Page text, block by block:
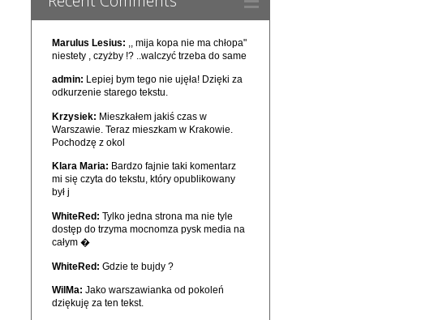
Marulus Lesius: ,, mija kopa nie ma chłopa"
niestety , czyżby !? ..walczyć trzeba do same
admin: Lepiej bym tego nie ujęła! Dzięki za
odkurzenie starego tekstu.
Krzysiek: Mieszkałem jakiś czas w
Warszawie. Teraz mieszkam w Krakowie.
Pochodzę z okol
Klara Maria: Bardzo fajnie taki komentarz
mi się czyta do tekstu, który opublikowany
był j
WhiteRed: Tylko jedna strona ma nie tyle
dostęp do trzyma mocnomza pysk media na
całym �
WhiteRed: Gdzie te bujdy ?
WilMa: Jako warszawianka od pokoleń
dziękuję za ten tekst.